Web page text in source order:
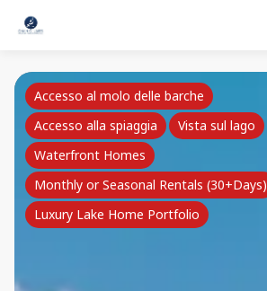
Accesso al molo delle barche
Accesso alla spiaggia
Vista sul lago
Waterfront Homes
Monthly or Seasonal Rentals (30+Days)
Luxury Lake Home Portfolio